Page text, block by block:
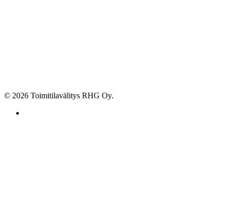
© 2026 Toimitilavälitys RHG Oy.